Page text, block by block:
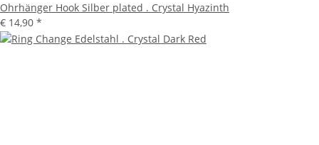
Ohrhänger Hook Silber plated . Crystal Hyazinth
€ 14,90 *